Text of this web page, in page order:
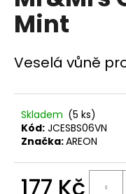
0,0
hvězdiček.
Mint
Veselá vůně
Skladem (5 ks)
Kód: JCESBS06VN
Značka:AREON
177 Kč
a
j
í
t
?